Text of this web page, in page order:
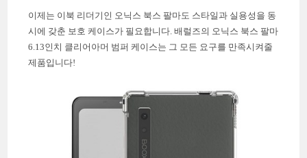
이제는 이북 리더기인 오닉스 북스 팔마도 스타일과 실용성을 동
시에 갖춘 보호 케이스가 필요합니다. 배럴즈의 오닉스 북스 팔마
6.13인치 클리어아머 범퍼 케이스는 그 모든 요구를 만족시켜줄
제품입니다!